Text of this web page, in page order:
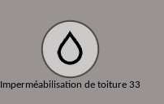
Imperméabilisation de toiture 33